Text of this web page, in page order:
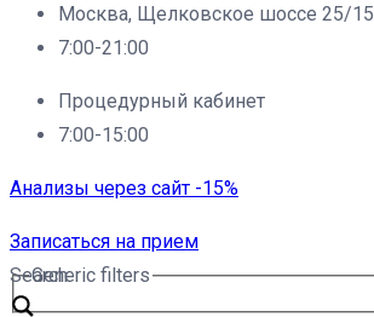
Москва, Щелковское шоссе 25/15
7:00-21:00
Процедурный кабинет
7:00-15:00
Анализы через сайт -15%
Записаться на прием
Search
Generic filters